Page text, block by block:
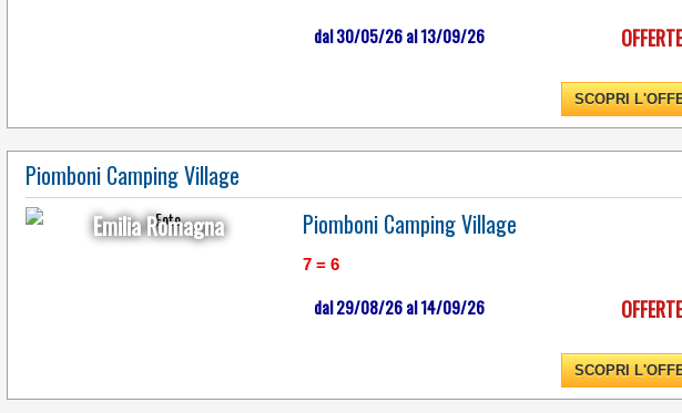
dal 30/05/26 al 13/09/26 OFFERTE
SCOPRI
Piomboni Camping Village
Piomboni Camping Village
7 = 6
dal 29/08/26 al 14/09/26 OFFERTE
Emilia Romagna
SCOPRI
DI OLTRE 1 KM NELLA
DEL GOLFO DI GAETA